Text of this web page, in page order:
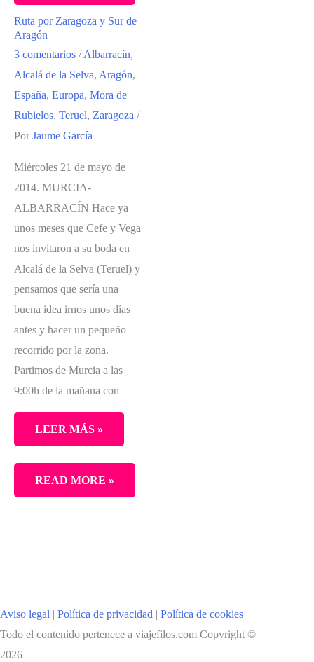
Y
VALDELINARES,
DONDE
ESQUIAR
EN
FAMILIA
Ruta por Zaragoza y Sur de
Aragón
3 comentarios /Albarracín,
Alcalá de la Selva, Aragón,
España, Europa, Mora de
Rubielos, Teruel, Zaragoza /
Por Jaume García
Miércoles 21 de mayo de
2014. MURCIA-
ALBARRACÍN Hace ya
unos meses que Cefe y Vega
nos invitaron a su boda en
Alcalá de la Selva (Teruel) y
pensamos que sería una
buena idea irnos unos días
antes y hacer un pequeño
recorrido por la zona.
Partimos de Murcia a las
9:00h de la mañana con
LEER MÁS »
RUTA
POR
READ MORE »
Aviso legal | Política de privacidad | Política de cookies
Todo el contenido pertenece a viajefilos.com Copyright ©
2026